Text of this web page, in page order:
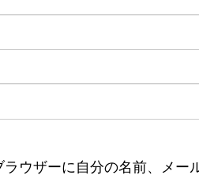
ウザーに自分の名前、メー